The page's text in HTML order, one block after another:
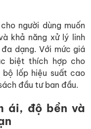
người dùng muốn
khả năng xử lý linh
dạng. Với mức giá
biệt thích hợp cho
lốp hiệu suất cao
đầu tư ban đầu.
ái, độ bền và